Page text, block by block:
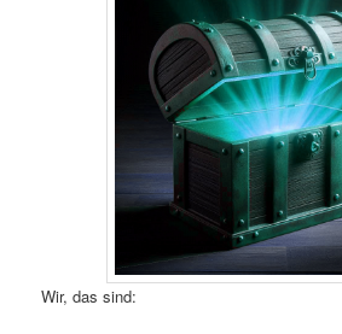
Wir, das sind: